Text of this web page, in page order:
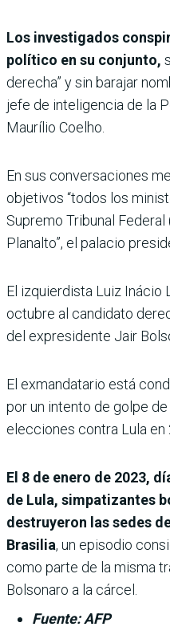
Los investigados
político en su conjunto,
derecha” y sin barajar
jefe de inteligencia de la
Maurílio Coelho.
En sus conversaciones
objetivos “todos los
Supremo Tribunal Federal
Planalto”, el palacio
El izquierdista Luiz Inácio
octubre al candidato
del expresidente Jair
El exmandatario está
por un intento de golpe
elecciones contra Lula en
El 8 de enero de 2023,
de Lula, simpatizantes
destruyeron las sedes
Brasilia, un episodio
como parte de la misma
Bolsonaro a la cárcel.
Fuente: AFP